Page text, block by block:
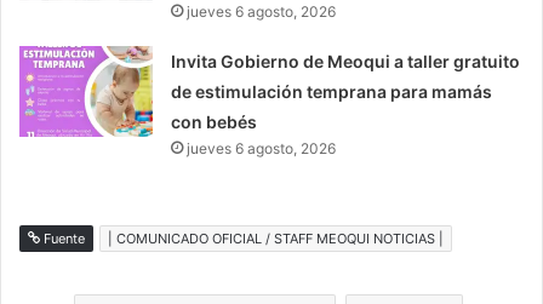
jueves 6 agosto, 2026
Invita Gobierno de Meoqui a taller gratuito
de estimulación temprana para mamás
con bebés
jueves 6 agosto, 2026
Fuente | COMUNICADO OFICIAL / STAFF MEOQUI NOTICIAS |